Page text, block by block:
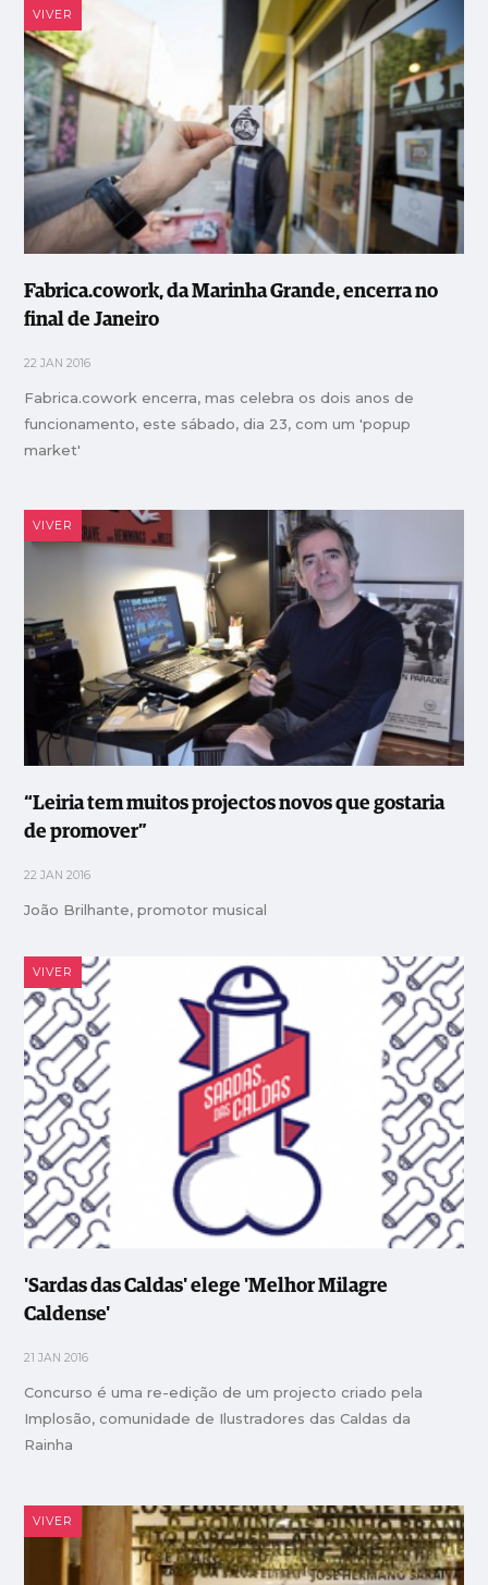
VIVER
Fabrica.cowork, da Marinha Grande, encerra no
final de Janeiro
22 JAN 2016
Fabrica.cowork encerra, mas celebra os dois anos de
funcionamento, este sábado, dia 23, com um 'popup
market'
VIVER
“Leiria tem muitos projectos novos que gostaria
de promover”
22 JAN 2016
João Brilhante, promotor musical
VIVER
'Sardas das Caldas' elege 'Melhor Milagre
Caldense'
21 JAN 2016
Concurso é uma re-edição de um projecto criado pela
Implosão, comunidade de Ilustradores das Caldas da
Rainha
VIVER